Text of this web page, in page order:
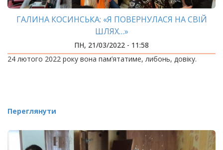
ГАЛИНА КОСИНСЬКА: «Я ПОВЕРНУЛАСЯ НА СВІЙ
ШЛЯХ…»
ПН, 21/03/2022 - 11:58
24 лютого 2022 року вона пам’ятатиме, либонь, довіку.
Переглянути